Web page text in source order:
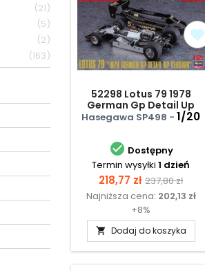
21
5
2
163
52298 Lotus 79 1978
German Gp Detail Up
Version
Hasegawa SP498 -1/20
 Dostępny
Termin wysyłki 1 dzień
Cena
218,77 zł Cena
podstawowa
237,80 zł
Najniższa cena: 202,13 zł
+8%
 Dodaj do koszyka